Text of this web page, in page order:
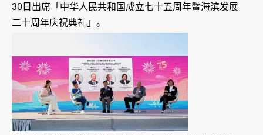
30日出席「中华人民共和国成立七十五周年暨海滨发展
二十周年庆祝典礼」。